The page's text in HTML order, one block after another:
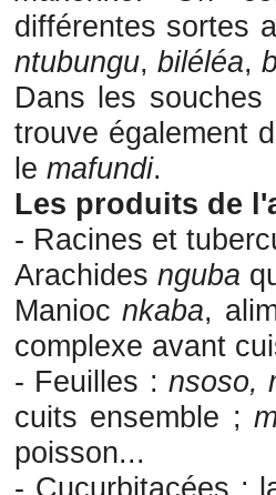
différentes sortes
ntubungu,biléléa,
Dans les
trouve également
lemafundi.
Les produits de
- Racines et
Arachidesnguba
Maniocnkaba,
complexe avant
- Feuilles : nsoso,
cuits ensemble ;
poisson...
- Cucurbitacées :